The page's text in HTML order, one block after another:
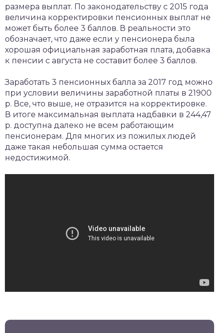
размера выплат. По законодательству с 2015 года
величина корректировки пенсионных выплат не
может быть более 3 баллов. В реальности это
обозначает, что даже если у пенсионера была
хорошая официальная заработная плата, добавка
к пенсии с августа не составит более 3 баллов.
Заработать 3 пенсионных балла за 2017 год можно
при условии величины заработной платы в 21900
р. Все, что выше, не отразится на корректировке.
В итоге максимальная выплата надбавки в 244,47
р. доступна далеко не всем работающим
пенсионерам. Для многих из пожилых людей
даже такая небольшая сумма остается
недостижимой.